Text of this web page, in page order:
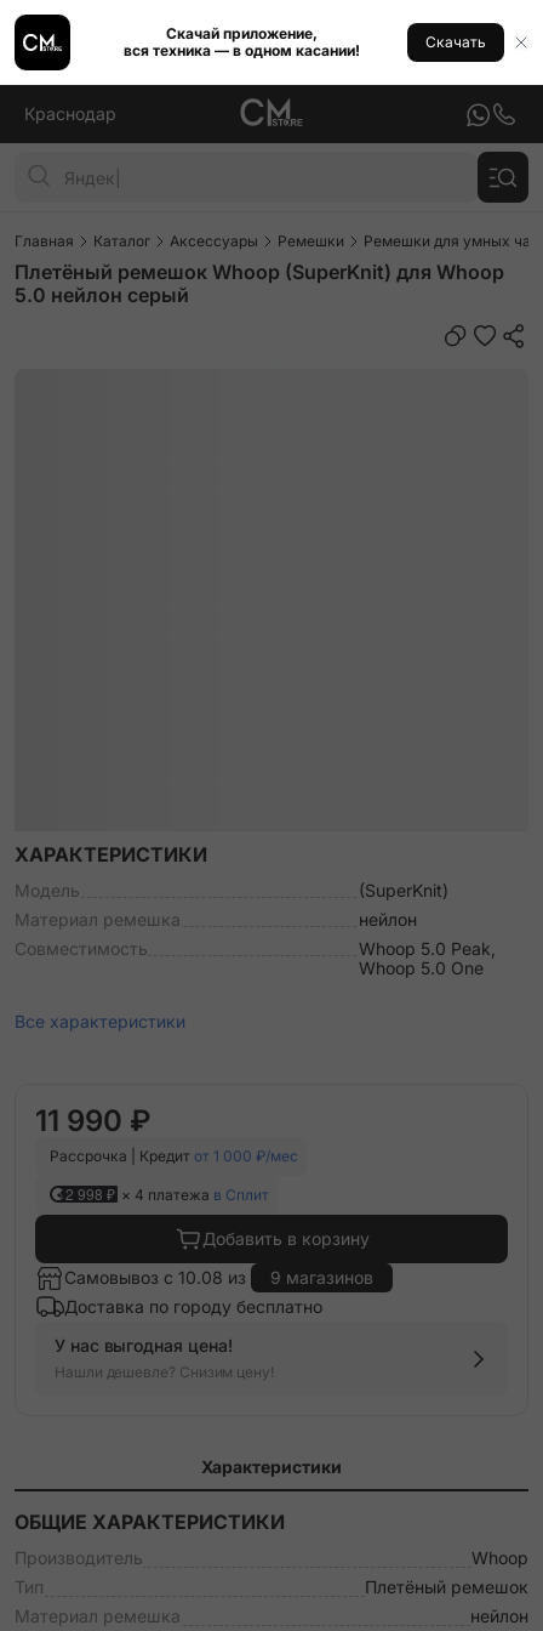
Скачай приложение,
вся техника — в одном касании!
Скачать
Краснодар
Главная Каталог Аксессуары Ремешки Ремешки для умных
Плетёный ремешок Whoop (SuperKnit) для Whoop
5.0 нейлон серый
ХАРАКТЕРИСТИКИ
Модель
(SuperKnit)
Материал ремешка
нейлон
Совместимость
Whoop 5.0 Peak,
Whoop 5.0 One
Все характеристики
11 990 ₽
Рассрочка | Кредит от 1 000 ₽/мес
2 998 ₽ × 4 платежа в Сплит
Добавить в корзину
Самовывоз с 10.08 из
9 магазинов
Доставка по городу бесплатно
У нас выгодная цена!
Нашли дешевле? Снизим цену!
Характеристики
ОБЩИЕ ХАРАКТЕРИСТИКИ
Производитель
Whoop
Тип
Плетёный ремешок
Материал ремешка
нейлон